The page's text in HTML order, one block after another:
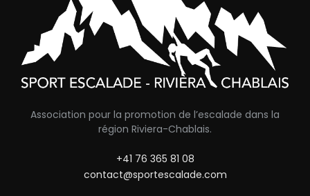
Association pour la promotion de l’escalade dans la
région Riviera-Chablais.
+41 76 365 81 08
contact@sportescalade.com